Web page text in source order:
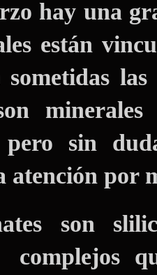
hay una
están
sometidas
pero sin
atención por
son
complejos